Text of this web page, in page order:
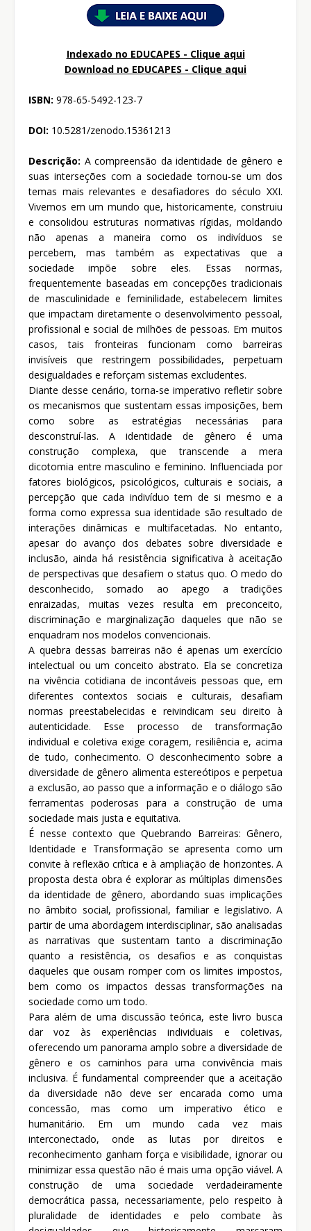
Indexado no EDUCAPES - Clique aqui
Download no EDUCAPES - Clique aqui
ISBN: 978-65-5492-123-7
DOI: 10.5281/zenodo.15361213
Descrição: A compreensão da identidade de gênero e
suas interseções com a sociedade tornou-se um dos
temas mais relevantes e desafiadores do século XXI.
Vivemos em um mundo que, historicamente, construiu
e consolidou estruturas normativas rígidas, moldando
não apenas a maneira como os indivíduos se
percebem, mas também as expectativas que a
sociedade impõe sobre eles. Essas normas,
frequentemente baseadas em concepções tradicionais
de masculinidade e feminilidade, estabelecem limites
que impactam diretamente o desenvolvimento pessoal,
profissional e social de milhões de pessoas. Em muitos
casos, tais fronteiras funcionam como barreiras
invisíveis que restringem possibilidades, perpetuam
desigualdades e reforçam sistemas excludentes.
Diante desse cenário, torna-se imperativo refletir sobre
os mecanismos que sustentam essas imposições, bem
como sobre as estratégias necessárias para
desconstruí-las. A identidade de gênero é uma
construção complexa, que transcende a mera
dicotomia entre masculino e feminino. Influenciada por
fatores biológicos, psicológicos, culturais e sociais, a
percepção que cada indivíduo tem de si mesmo e a
forma como expressa sua identidade são resultado de
interações dinâmicas e multifacetadas. No entanto,
apesar do avanço dos debates sobre diversidade e
inclusão, ainda há resistência significativa à aceitação
de perspectivas que desafiem o status quo. O medo do
desconhecido, somado ao apego a tradições
enraizadas, muitas vezes resulta em preconceito,
discriminação e marginalização daqueles que não se
enquadram nos modelos convencionais.
A quebra dessas barreiras não é apenas um exercício
intelectual ou um conceito abstrato. Ela se concretiza
na vivência cotidiana de incontáveis pessoas que, em
diferentes contextos sociais e culturais, desafiam
normas preestabelecidas e reivindicam seu direito à
autenticidade. Esse processo de transformação
individual e coletiva exige coragem, resiliência e, acima
de tudo, conhecimento. O desconhecimento sobre a
diversidade de gênero alimenta estereótipos e perpetua
a exclusão, ao passo que a informação e o diálogo são
ferramentas poderosas para a construção de uma
sociedade mais justa e equitativa.
É nesse contexto que Quebrando Barreiras: Gênero,
Identidade e Transformação se apresenta como um
convite à reflexão crítica e à ampliação de horizontes. A
proposta desta obra é explorar as múltiplas dimensões
da identidade de gênero, abordando suas implicações
no âmbito social, profissional, familiar e legislativo. A
partir de uma abordagem interdisciplinar, são analisadas
as narrativas que sustentam tanto a discriminação
quanto a resistência, os desafios e as conquistas
daqueles que ousam romper com os limites impostos,
bem como os impactos dessas transformações na
sociedade como um todo.
Para além de uma discussão teórica, este livro busca
dar voz às experiências individuais e coletivas,
oferecendo um panorama amplo sobre a diversidade de
gênero e os caminhos para uma convivência mais
inclusiva. É fundamental compreender que a aceitação
da diversidade não deve ser encarada como uma
concessão, mas como um imperativo ético e
humanitário. Em um mundo cada vez mais
interconectado, onde as lutas por direitos e
reconhecimento ganham força e visibilidade, ignorar ou
minimizar essa questão não é mais uma opção viável. A
construção de uma sociedade verdadeiramente
democrática passa, necessariamente, pelo respeito à
pluralidade de identidades e pelo combate às